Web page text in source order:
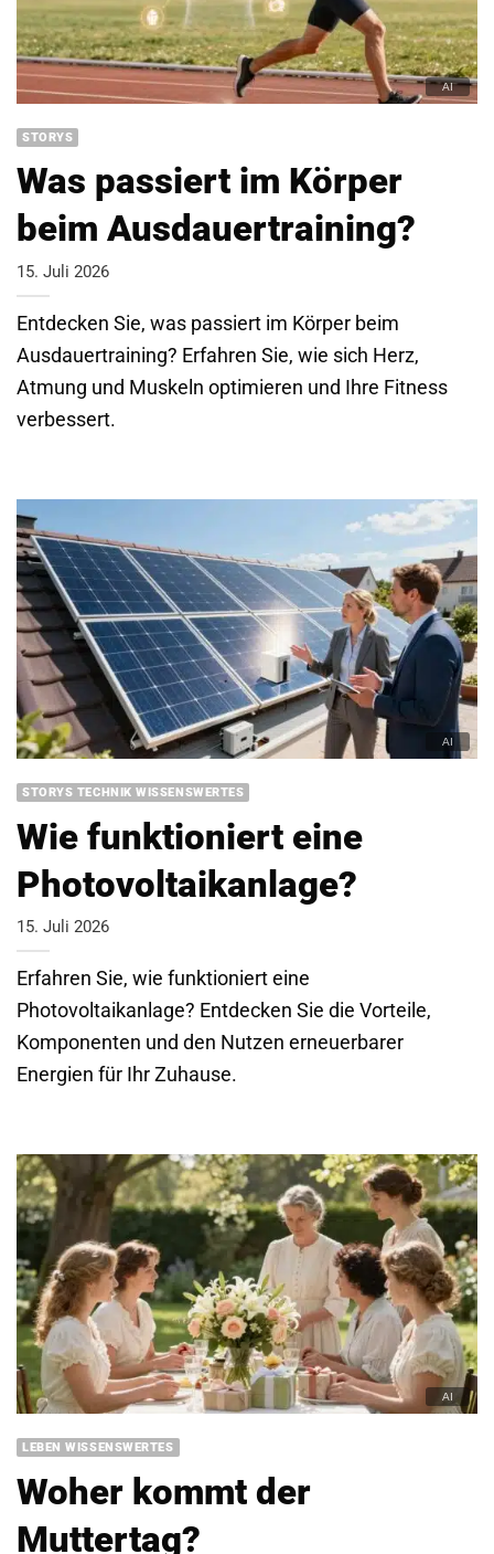
STORYS
Was passiert im Körper
beim Ausdauertraining?
15. Juli 2026
Entdecken Sie, was passiert im Körper beim
Ausdauertraining? Erfahren Sie, wie sich Herz,
Atmung und Muskeln optimieren und Ihre Fitness
verbessert.
STORYS TECHNIK WISSENSWERTES
Wie funktioniert eine
Photovoltaikanlage?
15. Juli 2026
Erfahren Sie, wie funktioniert eine
Photovoltaikanlage? Entdecken Sie die Vorteile,
Komponenten und den Nutzen erneuerbarer
Energien für Ihr Zuhause.
LEBEN WISSENSWERTES
Woher kommt der
Muttertag?